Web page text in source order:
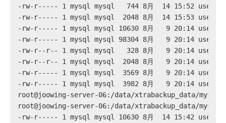
-rw-r----- 1 mysql mysql   744 8月  14 15:52
-rw-r----- 1 mysql mysql  2048 8月  14 15:53
-rw-r----- 1 mysql mysql 10630 8月   9 20:14
-rw-r----- 1 mysql mysql 98304 8月   9 20:14
-rw-r--r-- 1 mysql mysql   328 8月   9 20:14
-rw-r--r-- 1 mysql mysql  2048 8月   9 20:14
-rw-r----- 1 mysql mysql  3569 8月   9 20:14
-rw-r----- 1 mysql mysql  3982 8月   9 20:14
root@joowing-server-06:/data/xtrabackup_data/
root@joowing-server-06:/data/xtrabackup_data/
-rw-r----- 1 mysql mysql 10630 8月  14 15:42